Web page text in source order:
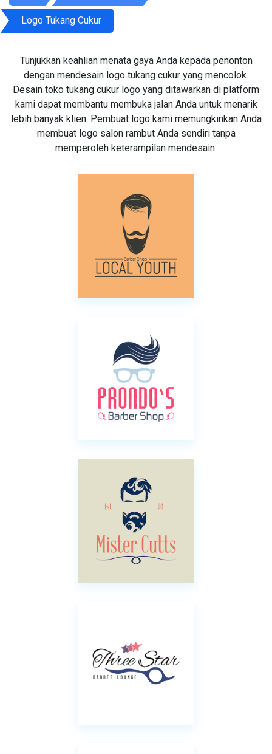
Logo Tukang Cukur
Tunjukkan keahlian menata gaya Anda kepada penonton
dengan mendesain logo tukang cukur yang mencolok.
Desain toko tukang cukur logo yang ditawarkan di platform
kami dapat membantu membuka jalan Anda untuk menarik
lebih banyak klien. Pembuat logo kami memungkinkan Anda
membuat logo salon rambut Anda sendiri tanpa
memperoleh keterampilan mendesain.